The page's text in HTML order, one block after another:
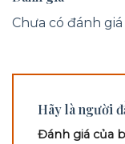
Chưa có đánh giá
Hãy là người
Đánh giá của